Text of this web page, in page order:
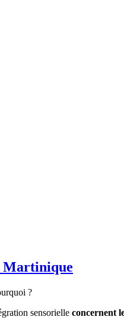
Martinique
?
sensorielle concernent